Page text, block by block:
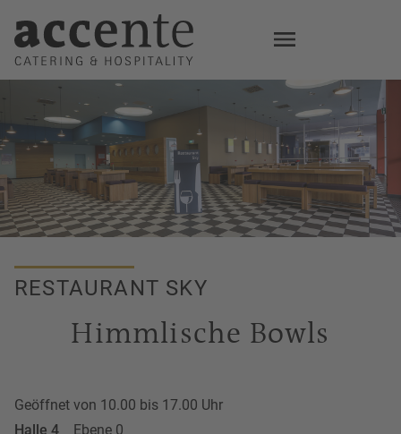
main
RESTAURANT SKY
Himmlische Bowls
Geöffnet von 10.00 bis 17.00 Uhr
Halle 4
Ebene 0